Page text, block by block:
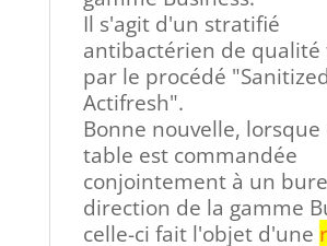
Il s'agit d'un stratifié
antibactérien de
par le procédé "Sanitized
Actifresh".
Bonne nouvelle, lorsque
table est commandée
conjointement à un
direction de la gamme
celle-ci fait l'objet d'une